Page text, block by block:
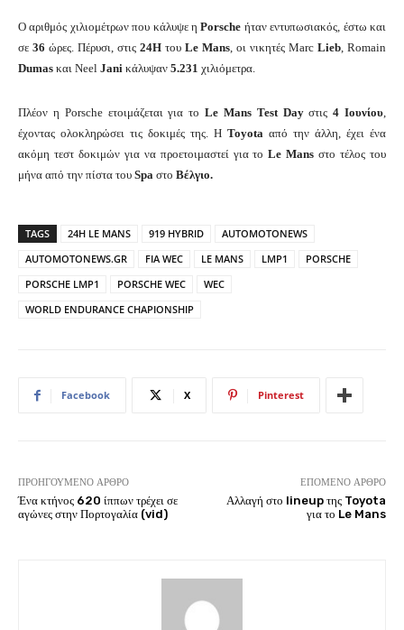
Ο αριθμός χιλιομέτρων που κάλυψε ηPorsche ήταν εντυπωσιακός, έστω και
σε 36 ώρες. Πέρυσι, στις 24H του Le Mans , οι νικητές Marc Lieb , Romain
Dumas και Neel Jani κάλυψαν 5.231 χιλιόμετρα.
Πλέον η Porsche ετοιμάζεται για το Le Mans Test Dayστις 4 Ιουνίου
έχοντας ολοκληρώσει τις δοκιμές της. Η Toyota από την άλλη, έχει ένα
ακόμη τεστ δοκιμών για να προετοιμαστεί για τοLe Mans στο τέλος του
μήνα από την πίστα του Spa στο Βέλγιο.
TAGS 24H LE MANS 919 HYBRID
AUTOMOTONEWS
AUTOMOTONEWS.GR
FIA WEC LE MANS LMP1
PORSCHE
PORSCHE LMP1
PORSCHE WEC
WEC
WORLD ENDURANCE CHAPIONSHIP
Facebook X Pinterest
ΠΡΟΗΓΟΎΜΕΝΟ ΆΡΘΡΟ
Ένα κτήνος 620 ίππων τρέχει σε
αγώνες στην Πορτογαλία (vid)
ΕΠΌΜΕΝΟ ΆΡΘΡΟ
Αλλαγή στο lineup της Toyota
για το Le Mans